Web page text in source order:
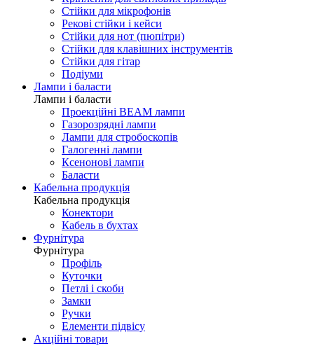
Стійки для мікрофонів
Рекові стійки і кейси
Стійки для нот (пюпітри)
Стійки для клавішних інструментів
Стійки для гітар
Подіуми
Лампи і баласти
Лампи і баласти
Проекційні BEAM лампи
Газорозрядні лампи
Лампи для стробоскопів
Галогенні лампи
Ксенонові лампи
Баласти
Кабельна продукція
Кабельна продукція
Конектори
Кабель в бухтах
Фурнітура
Фурнітура
Профіль
Куточки
Петлі і скоби
Замки
Ручки
Елементи підвісу
Акційні товари